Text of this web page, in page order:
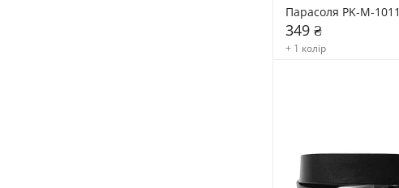
Парасоля PK-M-1011
349 ₴
+ 1 колір